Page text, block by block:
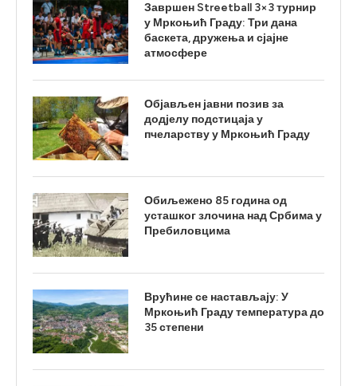
Завршен Streetball 3×3 турнир
у Мркоњић Граду: Три дана
баскета, дружења и сјајне
атмосфере
Објављен јавни позив за
додјелу подстицаја у
пчеларству у Мркоњић Граду
Обиљежено 85 година од
усташког злочина над Србима у
Пребиловцима
Врућине се настављају: У
Мркоњић Граду температура до
35 степени